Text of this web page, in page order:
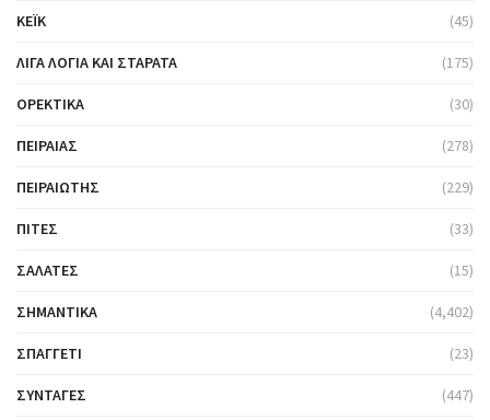
ΚΈΙΚ (45)
ΛΊΓΑ ΛΌΓΙΑ ΚΑΙ ΣΤΑΡΆΤΑ (175)
ΟΡΕΚΤΙΚΆ (30)
ΠΕΙΡΑΙΆΣ (278)
ΠΕΙΡΑΙΏΤΗΣ (229)
ΠΊΤΕΣ (33)
ΣΑΛΆΤΕΣ (15)
ΣΗΜΑΝΤΙΚΆ (4,402)
ΣΠΑΓΓΈΤΙ (23)
ΣΥΝΤΑΓΈΣ (447)